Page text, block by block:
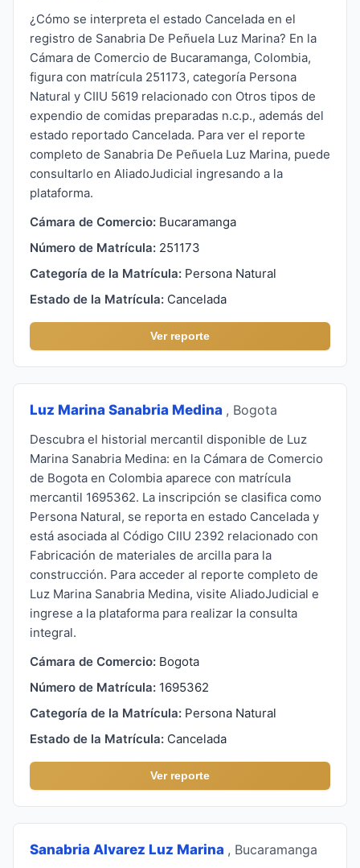
¿Cómo se interpreta el estado Cancelada en el
registro de Sanabria De Peñuela Luz Marina? En la
Cámara de Comercio de Bucaramanga, Colombia,
figura con matrícula 251173, categoría Persona
Natural y CIIU 5619 relacionado con Otros tipos de
expendio de comidas preparadas n.c.p., además del
estado reportado Cancelada. Para ver el reporte
completo de Sanabria De Peñuela Luz Marina, puede
consultarlo en AliadoJudicial ingresando a la
plataforma.
Cámara de Comercio: Bucaramanga
Número de Matrícula: 251173
Categoría de la Matrícula: Persona Natural
Estado de la Matrícula: Cancelada
Ver reporte
Luz Marina Sanabria Medina , Bogota
Descubra el historial mercantil disponible de Luz
Marina Sanabria Medina: en la Cámara de Comercio
de Bogota en Colombia aparece con matrícula
mercantil 1695362. La inscripción se clasifica como
Persona Natural, se reporta en estado Cancelada y
está asociada al Código CIIU 2392 relacionado con
Fabricación de materiales de arcilla para la
construcción. Para acceder al reporte completo de
Luz Marina Sanabria Medina, visite AliadoJudicial e
ingrese a la plataforma para realizar la consulta
integral.
Cámara de Comercio: Bogota
Número de Matrícula: 1695362
Categoría de la Matrícula: Persona Natural
Estado de la Matrícula: Cancelada
Ver reporte
Sanabria Alvarez Luz Marina , Bucaramanga